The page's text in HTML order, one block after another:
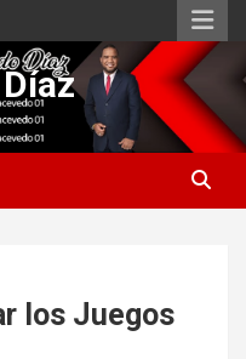
los Juegos